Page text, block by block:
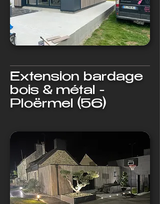
Extension bardage
bois & métal -
Ploërmel (56)